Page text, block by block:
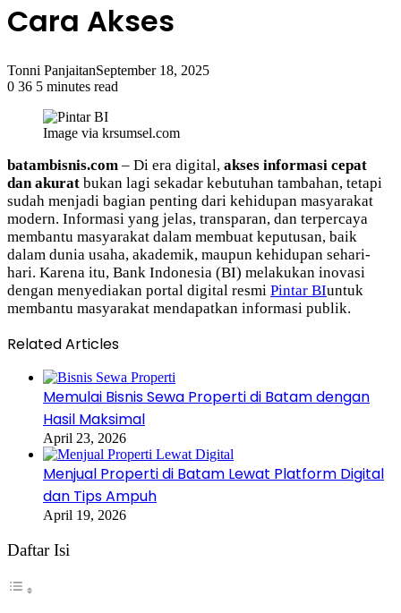
Cara Akses
Tonni PanjaitanSeptember 18, 2025
0 36 5 minutes read
Image via krsumsel.com
batambisnis.com – Di era digital, akses informasi cepat
dan akurat bukan lagi sekadar kebutuhan tambahan, tetapi
sudah menjadi bagian penting dari kehidupan masyarakat
modern. Informasi yang jelas, transparan, dan terpercaya
membantu masyarakat dalam membuat keputusan, baik
dalam dunia usaha, akademik, maupun kehidupan sehari-
hari. Karena itu, Bank Indonesia (BI) melakukan inovasi
dengan menyediakan portal digital resmi Pintar BIuntuk
membantu masyarakat mendapatkan informasi publik.
Related Articles
Memulai Bisnis Sewa Properti di Batam dengan
Hasil Maksimal
April 23, 2026
Menjual Properti di Batam Lewat Platform Digital
dan Tips Ampuh
April 19, 2026
Daftar Isi